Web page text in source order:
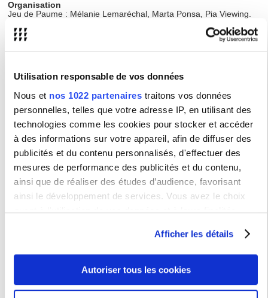
Utilisation responsable de vos données
Nous et nos 1022 partenaires traitons vos données
personnelles, telles que votre adresse IP, en utilisant des
technologies comme les cookies pour stocker et accéder
à des informations sur votre appareil, afin de diffuser des
publicités et du contenu personnalisés, d'effectuer des
mesures de performance des publicités et du contenu,
ainsi que de réaliser des études d’audience, favorisant
ainsi le développement de services. Vous avez le choix
quant à l'utilisation de vos données et à leurs finalités.
moment en consultant la Déclaration relative aux cookies
ou en cliquant sur l'icône de confidentialité.
Si vous le permettez, nous aimerions également :
Afficher les détails
Autoriser tous les cookies
Organisation
Jeu de Paume : Mélanie Lemaréchal, Marta Ponsa, Pia Viewing.
Université Sorbonne Nouvelle : Teresa Castro, Laboratoire IRCAV.
& Nicolas Vieillescazes.
s’articule autour du projet de l’exposition, des écrits théoriques de
artistique, et enfin, de libres interprétations d’une sélection de ses
Programme et inscription
Type : Colloque / Journée d'étude
Lieu(x) : Jeu de Paume - Paris